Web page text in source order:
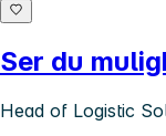
Ser du
Head of Logistic